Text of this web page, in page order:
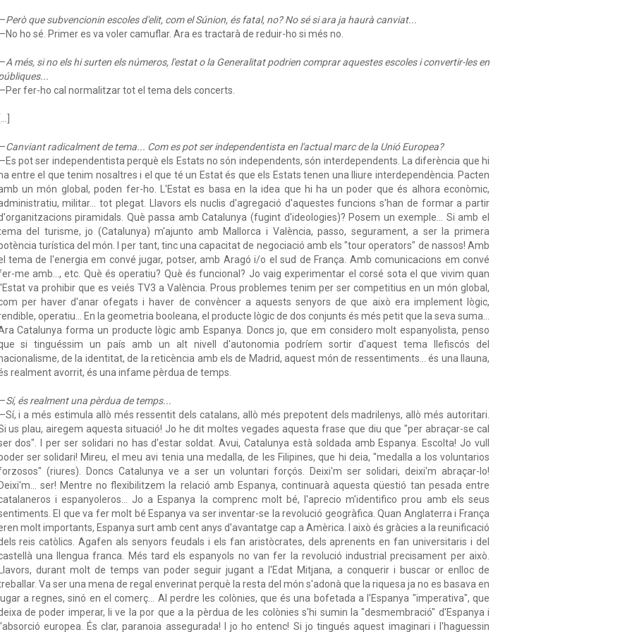
Però que subvencionin escoles d'elit, com el Súnion, és fatal, no? No sé si ara ja haurà canviat...
ho sé. Primer es va voler camuflar. Ara es tractarà de reduir-ho si més no.
A més, si no els hi surten els números, l'estat o la Generalitat podrien comprar aquestes escoles i convertir-les en
fer-ho cal normalitzar tot el tema dels concerts.
Canviant radicalment de tema... Com es pot ser independentista en l'actual marc de la Unió Europea?
pot ser independentista perquè els Estats no són independents, són interdependents. La diferència que hi
entre el que tenim nosaltres i el que té un Estat és que els Estats tenen una lliure interdependència. Pacten
un món global, poden fer-ho. L'Estat es basa en la idea que hi ha un poder que és alhora econòmic,
militar... tot plegat. Llavors els nuclis d'agregació d'aquestes funcions s'han de formar a partir
piramidals. Què passa amb Catalunya (fugint d'ideologies)? Posem un exemple... Si amb el
del turisme, jo (Catalunya) m'ajunto amb Mallorca i València, passo, segurament, a ser la primera
turística del món. I per tant, tinc una capacitat de negociació amb els "tour operators" de nassos! Amb
tema de l'energia em convé jugar, potser, amb Aragó i/o el sud de França. Amb comunicacions em convé
me amb..., etc. Què és operatiu? Què és funcional? Jo vaig experimentar el corsé sota el que vivim quan
va prohibir que es veiés TV3 a València. Prous problemes tenim per ser competitius en un món global,
per haver d'anar ofegats i haver de convèncer a aquests senyors de que això era implement lògic,
operatiu... En la geometria booleana, el producte lògic de dos conjunts és més petit que la seva suma...
Catalunya forma un producte lògic amb Espanya. Doncs jo, que em considero molt espanyolista, penso
si tinguéssim un país amb un alt nivell d'autonomia podríem sortir d'aquest tema llefiscós del
de la identitat, de la reticència amb els de Madrid, aquest món de ressentiments... és una llauna,
realment avorrit, és una infame pèrdua de temps.
Sí, és realment una pèrdua de temps...
i a més estimula allò més ressentit dels catalans, allò més prepotent dels madrilenys, allò més autoritari.
us plau, airegem aquesta situació! Jo he dit moltes vegades aquesta frase que diu que "per abraçar-se cal
dos". I per ser solidari no has d'estar soldat. Avui, Catalunya està soldada amb Espanya. Escolta! Jo vull
ser solidari! Mireu, el meu avi tenia una medalla, de les Filipines, que hi deia, "medalla a los voluntarios
(riures). Doncs Catalunya ve a ser un voluntari forçós. Deixi'm ser solidari, deixi'm abraçar-lo!
ser! Mentre no flexibilitzem la relació amb Espanya, continuarà aquesta qüestió tan pesada entre
i espanyoleros... Jo a Espanya la comprenc molt bé, l'aprecio m'identifico prou amb els seus
El que va fer molt bé Espanya va ser inventar-se la revolució geogràfica. Quan Anglaterra i França
molt importants, Espanya surt amb cent anys d'avantatge cap a Amèrica. I això és gràcies a la reunificació
reis catòlics. Agafen als senyors feudals i els fan aristòcrates, dels aprenents en fan universitaris i del
una llengua franca. Més tard els espanyols no van fer la revolució industrial precisament per això.
durant molt de temps van poder seguir jugant a l'Edat Mitjana, a conquerir i buscar or enlloc de
Va ser una mena de regal enverinat perquè la resta del món s'adonà que la riquesa ja no es basava en
a regnes, sinó en el comerç... Al perdre les colònies, que és una bofetada a l'Espanya "imperativa", que
de poder imperar, li ve la por que a la pèrdua de les colònies s'hi sumin la "desmembració" d'Espanya i
europea. És clar, paranoia assegurada! I jo ho entenc! Si jo tingués aquest imaginari i l'haguessin